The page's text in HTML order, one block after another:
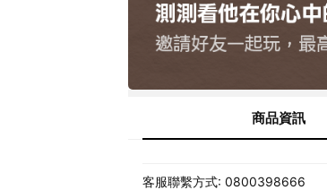
商品資訊
客服聯繫方式: 0800398666